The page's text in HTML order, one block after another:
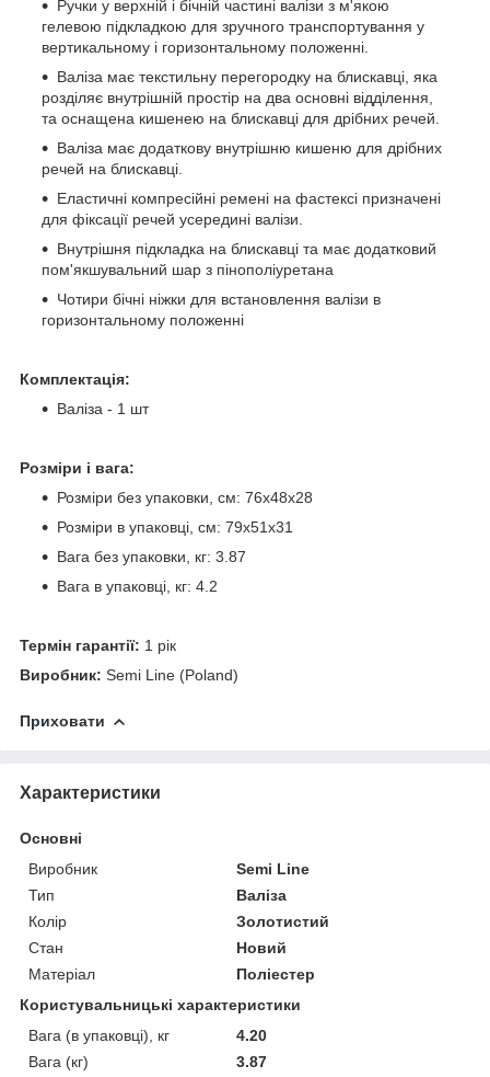
Ручки у верхній і бічній частині валізи з м'якою
гелевою підкладкою для зручного транспортування у
вертикальному і горизонтальному положенні.
Валіза має текстильну перегородку на блискавці, яка
розділяє внутрішній простір на два основні відділення,
та оснащена кишенею на блискавці для дрібних речей.
Валіза має додаткову внутрішню кишеню для дрібних
речей на блискавці.
Еластичні компресійні ремені на фастексі призначені
для фіксації речей усередині валізи.
Внутрішня підкладка на блискавці та має додатковий
пом'якшувальний шар з пінополіуретана
Чотири бічні ніжки для встановлення валізи в
горизонтальному положенні
Комплектація:
Валіза - 1 шт
Розміри і вага:
Розміри без упаковки, см: 76x48x28
Розміри в упаковці, см: 79x51x31
Вага без упаковки, кг: 3.87
Вага в упаковці, кг: 4.2
Термін гарантії: 1 рік
Виробник: Semi Line (Poland)
Приховати
Характеристики
Основні
Виробник
Semi Line
Тип
Валіза
Колір
Золотистий
Стан
Новий
Матеріал
Поліестер
Користувальницькі характеристики
Вага (в упаковці), кг
4.20
Вага (кг)
3.87